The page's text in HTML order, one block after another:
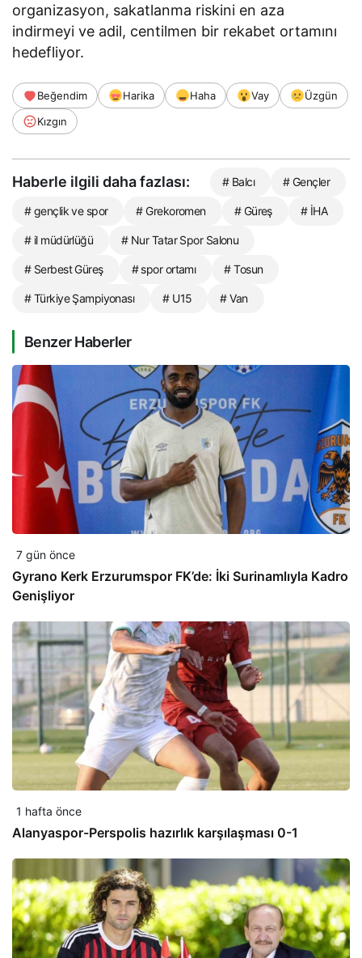
organizasyon, sakatlanma riskini en aza
indirmeyi ve adil, centilmen bir rekabet ortamını
hedefliyor.
Beğendim Harika Haha Vay
Üzgün
Kızgın
Haberle ilgili daha fazlası: # Balcı # Gençler
# gençlik ve spor # Grekoromen # Güreş # İHA
# il müdürlüğü # Nur Tatar Spor Salonu
# Serbest Güreş # spor ortamı # Tosun
# Türkiye Şampiyonası # U15 # Van
Benzer Haberler
7 gün önce
Gyrano Kerk Erzurumspor FK’de: İki Surinamlıyla Kadro
Genişliyor
1 hafta önce
Alanyaspor-Perspolis hazırlık karşılaşması 0-1